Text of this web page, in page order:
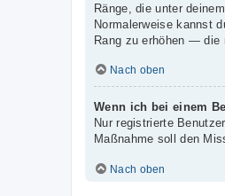
Ränge, die unter
Normalerweise kannst
Rang zu erhöhen — die
Nach oben
Wenn ich bei einem
Nur registrierte
Maßnahme soll den
Nach oben